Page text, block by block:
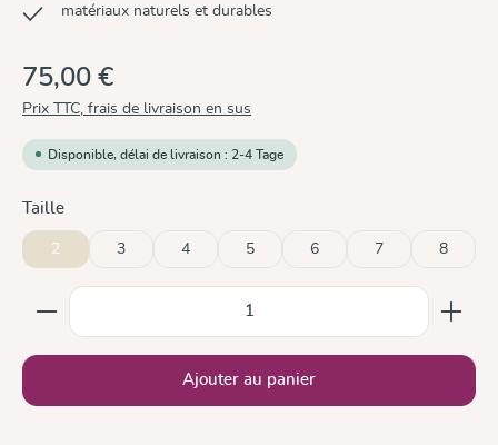
matériaux naturels et durables
75,00 €
Prix TTC, frais de livraison en sus
Disponible, délai de livraison : 2-4 Tage
Sélectionnez
Taille
2 3 4 5 6 7 8
Quantité de produit : Entrez la quantité souhaitée
Ajouter au panier